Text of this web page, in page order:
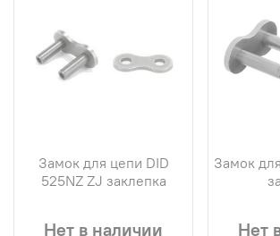
Замок для цепи DID
525NZ ZJ заклепка
Нет в наличии
Замок
Нет